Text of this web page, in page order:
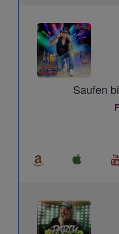
Saufen